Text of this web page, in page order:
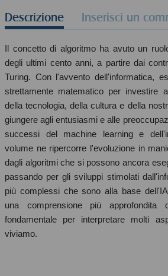
Descrizione Inserisci un
Il concetto di algoritmo ha avuto un
degli ultimi cento anni, a partire dai
Turing. Con l'avvento dell'informatica,
strettamente matematico per investire
della tecnologia, della cultura e della
giungere agli entusiasmi e alle
successi del machine learning e
volume ne ripercorre l'evoluzione in
dagli algoritmi che si possono ancora
passando per gli sviluppi stimolati
più complessi che sono alla base
una comprensione più
fondamentale per interpretare molti
viviamo.